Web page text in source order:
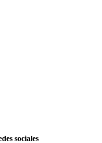
sociales